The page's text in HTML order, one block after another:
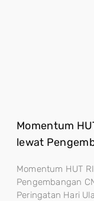
Momentum
lewat
Momentum HUT
Pengembangan
Peringatan Hari